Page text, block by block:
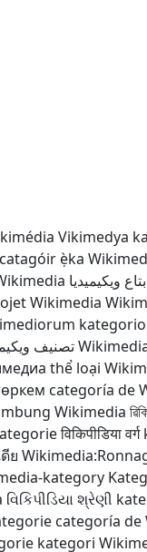
Vikimedya
ẹ̀ka
ويكيميديا
Wikimedia
تصنيف
thể loại
categoría de
Wikimedia
विकिपीडिया वर्ग
ย
kategory
વિકિપીડિયા શ્રેણી
categoría de
kategori